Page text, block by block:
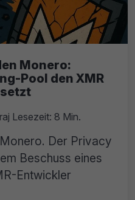
Monero:
Pool den XMR
Lesezeit: 8 Min.
Der Privacy
Beschuss eines
Entwickler